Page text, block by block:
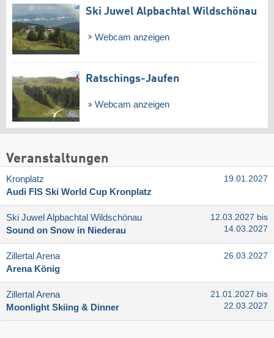
Ski Juwel Alpbachtal Wildschönau
Webcam anzeigen
Ratschings-Jaufen
Webcam anzeigen
Veranstaltungen
Kronplatz
Audi FIS Ski World Cup Kronplatz
19.01.2027
Ski Juwel Alpbachtal Wildschönau
Sound on Snow in Niederau
12.03.2027 bis
14.03.2027
Zillertal Arena
Arena König
26.03.2027
Zillertal Arena
Moonlight Skiing & Dinner
21.01.2027 bis
22.03.2027